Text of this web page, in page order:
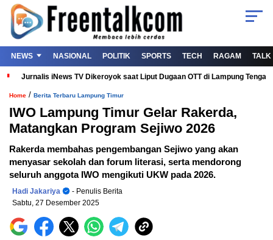
NEWS NASIONAL POLITIK SPORTS TECH RAGAM TALK
Jurnalis iNews TV Dikeroyok saat Liput Dugaan OTT di Lampung
Home / Berita Terbaru Lampung Timur
IWO Lampung Timur Gelar Rakerda,
Matangkan Program Sejiwo 2026
Rakerda membahas pengembangan Sejiwo yang akan
menyasar sekolah dan forum literasi, serta mendorong
seluruh anggota IWO mengikuti UKW pada 2026.
Hadi Jakariya
- Penulis Berita
Sabtu, 27 Desember 2025